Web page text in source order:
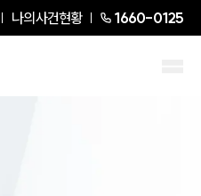
나의사건현황 1660-0125